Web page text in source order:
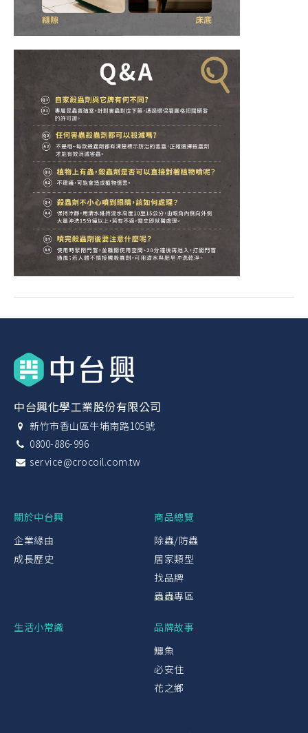
中台興化學工業股份有限公司
新竹市香山區牛埔南路105號
0800-886-996
service@crocoil.com.tw
關於中台興
企業緣由
成長歷史
商品總覽
除蟲/防蟲
居家類型
找品牌
蟲蟲專區
生活小常識
品牌故事
鱷魚
必安住
花之鄉